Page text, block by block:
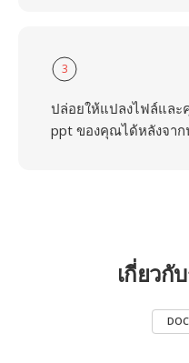
3
ปล่อยให้แปลงไฟล์แล
ppt ของคุณได้หลังจา
เกี่ยวกั
DOC